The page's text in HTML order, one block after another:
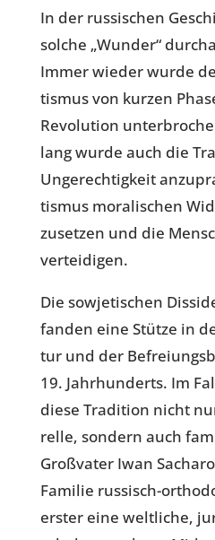
In der russischen
solche „Wunder“
Immer wieder wurde
tis­mus von kurzen
Revo­lu­tion
lang wurde auch die
Unge­rech­tig­keit
tis­mus mora­li­schen
zu­set­zen und die
verteidigen.
Die sowje­ti­schen
fanden eine Stütze in
tur und der
19. Jahr­hun­derts. Im
diese Tra­di­tion nicht
relle, sondern auch
Groß­va­ter Iwan
Familie rus­sisch-
erster eine welt­li­che,